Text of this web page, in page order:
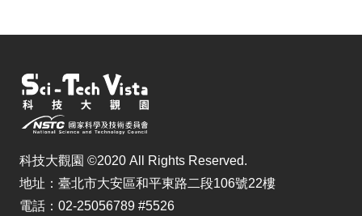
科技大觀園 ©2020 All Rights Reserved.
地址：臺北市大安區和平東路二段106號22樓
電話：02-25056789 #5526